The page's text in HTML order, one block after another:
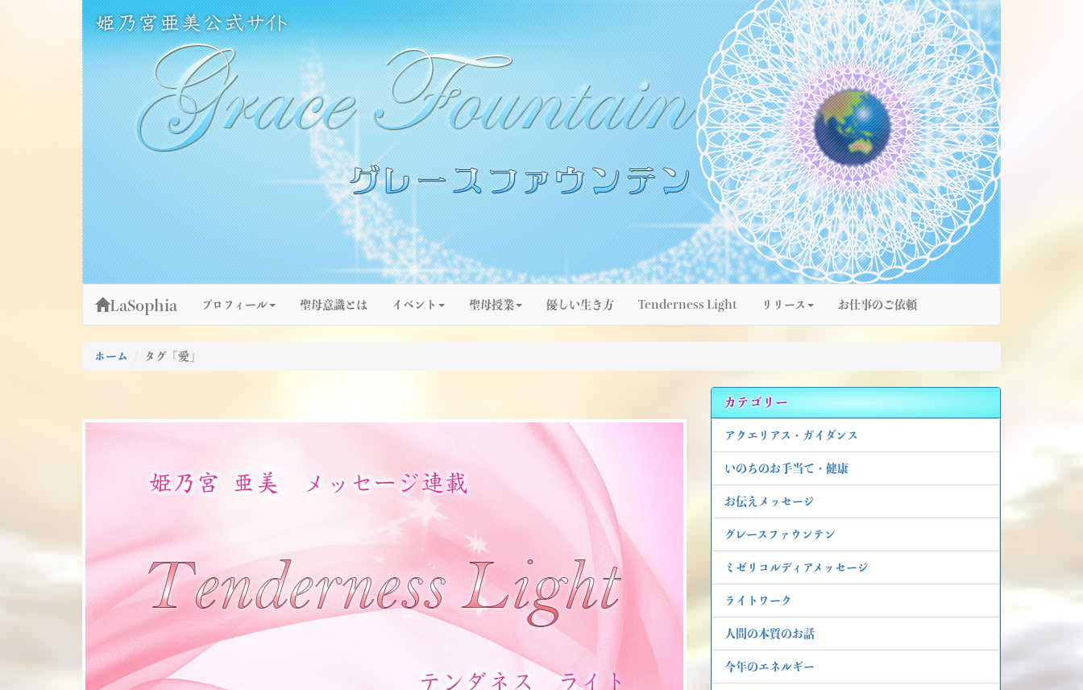
姫乃宮亜美公式サイト～Grace Fountain～
グレースファウンテン
LaSophia プロフィール 聖母意識とは イベント 聖母授業 優しい生き方 Tenderness Light リリース お仕事のご依頼
ホーム タグ「愛」
カテゴリー
アクエリアス・ガイダンス
いのちのお手当て・健康
お伝えメッセージ
グレースファウンテン
ミゼリコルディアメッセージ
ライトワーク
人間の本質のお話
今年のエネルギー